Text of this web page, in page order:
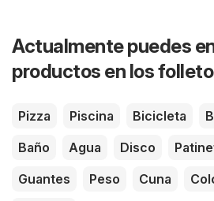
Actualmente puedes
productos en los
Pizza Piscina Bicicleta
Baño
Agua Disco
Guantes
Peso Cuna